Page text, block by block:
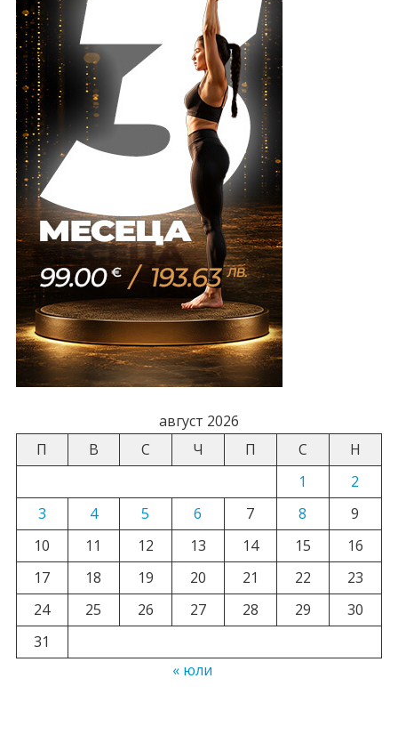
август 2026
П
В С Ч П С
Н
1
2
3
4 5 6 7 8
9
10
11 12 13 14 15
16
17
18 19 20 21 22
23
24
25 26 27 28 29
30
31
« юли